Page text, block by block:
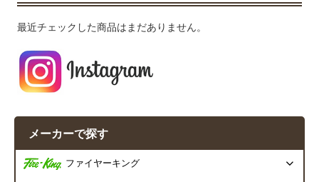
最近チェックした商品はまだありません。
メーカーで探す
ファイヤーキング